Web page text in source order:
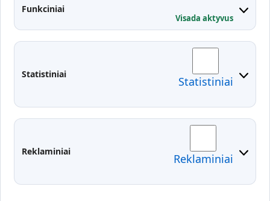
Funkciniai
Visada aktyvus
Statistiniai Statistiniai
Reklaminiai Reklaminiai
Kontaktai
Administracija
Fakultetai
Studentų atstovybė
Moodle
EDINA
Pasirengimas ekstremaliai